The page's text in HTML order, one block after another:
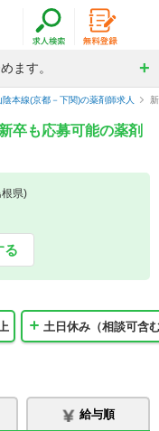
ます。
陰本線(京都－下関)の薬剤師求人
卒も応募可能の薬剤
根県)
る
土日休み（相談可含
給与順